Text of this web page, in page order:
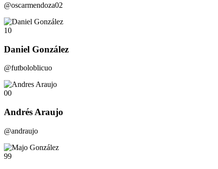
@oscarmendoza02
10
Daniel González
@futboloblicuo
00
Andrés Araujo
@andraujo
99